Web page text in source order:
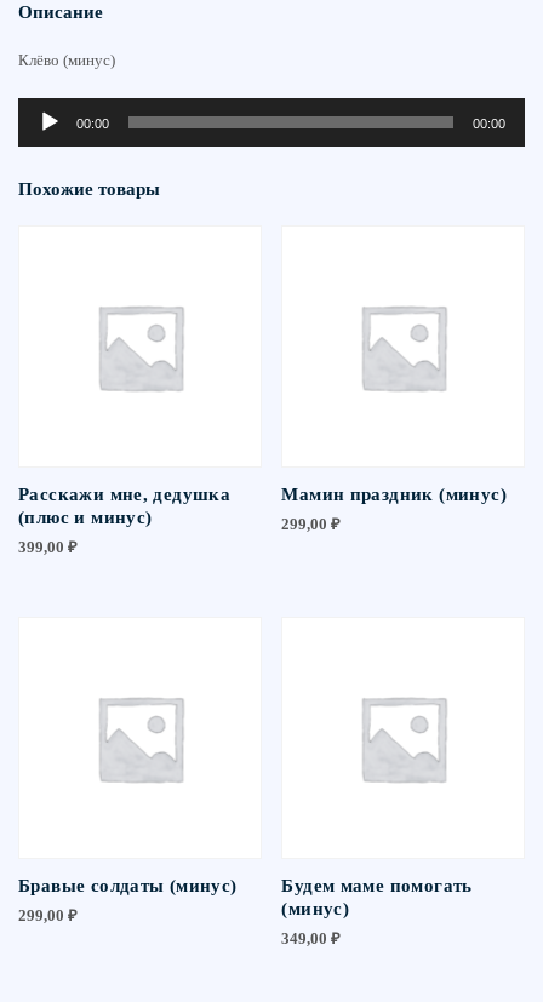
Описание
Клёво (минус)
Аудиоплеер
00:00 00:00
Похожие товары
Расскажи мне, дедушка
(плюс и минус)
399,00 ₽
Мамин праздник (минус)
299,00₽
Бравые солдаты (минус)
299,00 ₽
Будем маме помогать
(минус)
349,00₽